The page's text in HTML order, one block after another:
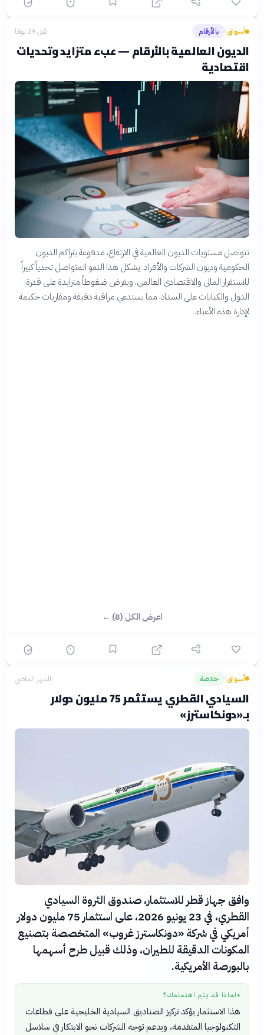
أسواق› بالأرقام قبل 29 يومًا
الديون العالمية بالأرقام — عبء متزايد وتحديات
اقتصادية
تتواصل مستويات الديون العالمية في الارتفاع، مدفوعة بتراكم الديون
الحكومية وديون الشركات والأفراد. يشكل هذا النمو المتواصل تحدياً كبيراً
للاستقرار المالي والاقتصادي العالمي، ويفرض ضغوطاً متزايدة على قدرة
الدول والكيانات على السداد، مما يستدعي مراقبة دقيقة ومقاربات حكيمة
لإدارة هذه الأعباء.
اعرض الكل (8) ←
أسواق› خلاصة الشهر الماضي
السيادي القطري يستثمر 75 مليون دولار
بـ«دونكاسترز»
وافق جهاز قطر للاستثمار، صندوق الثروة السيادي
القطري، في 23 يونيو 2026، على استثمار 75 مليون دولار
أمريكي في شركة «دونكاسترز غروب» المتخصصة بتصنيع
المكونات الدقيقة للطيران، وذلك قبيل طرح أسهمها
بالبورصة الأمريكية.
● لماذا قد يثير اهتمامك؟
هذا الاستثمار يؤكد تركيز الصناديق السيادية الخليجية على قطاعات
التكنولوجيا المتقدمة، ويدعم توجه الشركات نحو الابتكار في سلاسل